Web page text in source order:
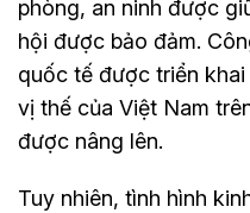
phòng, an ninh được
hội được bảo đảm.
quốc tế được triển
vị thế của Việt Nam
được nâng lên.
Tuy nhiên, tình hình